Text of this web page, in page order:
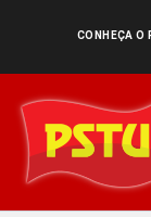
conteúdo
CONHEÇA O